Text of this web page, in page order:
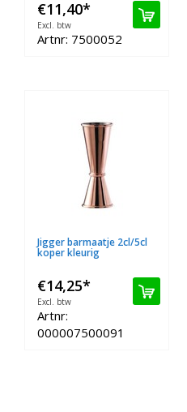
€11,40*
Excl. btw
Artnr: 7500052
Jigger barmaatje 2cl/5cl
koper kleurig
€14,25*
Excl. btw
Artnr:
000007500091